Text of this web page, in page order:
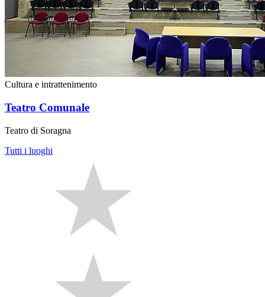
Cultura e intrattenimento
Teatro Comunale
Teatro di Soragna
Tutti i luoghi